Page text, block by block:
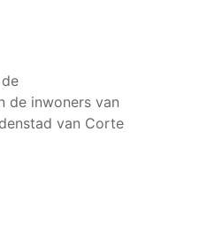
de inwoners van
van Corte